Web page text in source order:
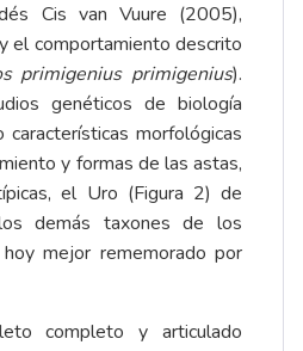
Cis van Vuure (2005),
el comportamiento descrito
primigenius primigenius).
genéticos de biología
características morfológicas
y formas de las astas,
el Uro (Figura 2) de
demás taxones de los
mejor rememorado por
completo y articulado